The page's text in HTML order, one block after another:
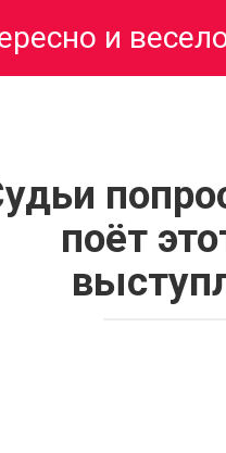
и
поёт